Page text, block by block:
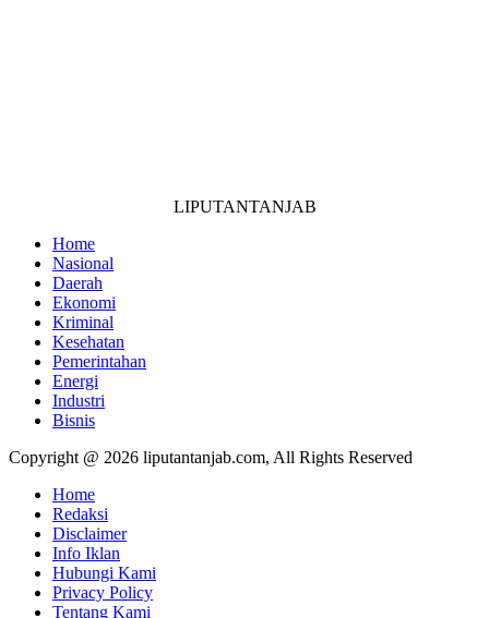
LIPUTANTANJAB
Home
Nasional
Daerah
Ekonomi
Kriminal
Kesehatan
Pemerintahan
Energi
Industri
Bisnis
Copyright @ 2026 liputantanjab.com, All Rights Reserved
Home
Redaksi
Disclaimer
Info Iklan
Hubungi Kami
Privacy Policy
Tentang Kami